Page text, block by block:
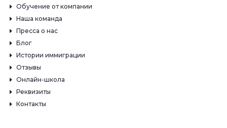
Обучение от компании
Наша команда
Пресса о нас
Блог
Истории иммиграции
Отзывы
Онлайн-школа
Реквизиты
Контакты